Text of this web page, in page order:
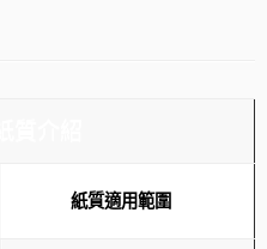
紙質適用範圍